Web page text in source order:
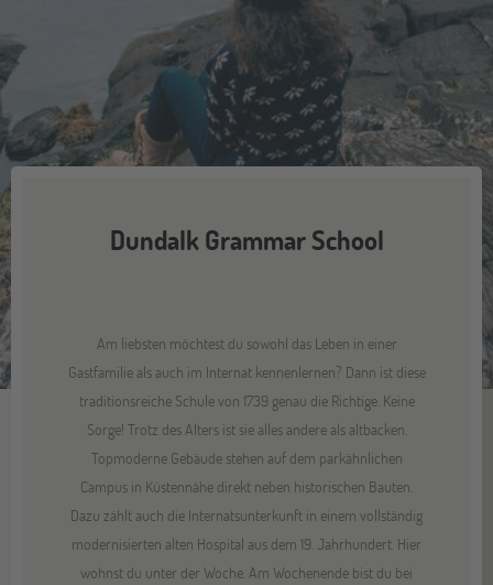
Dundalk Grammar School
Am liebsten möchtest du sowohl das Leben in einer
Gastfamilie als auch im Internat kennenlernen? Dann ist diese
traditionsreiche Schule von 1739 genau die Richtige. Keine
Sorge! Trotz des Alters ist sie alles andere als altbacken.
Topmoderne Gebäude stehen auf dem parkähnlichen
Campus in Küstennähe direkt neben historischen Bauten.
Dazu zählt auch die Internatsunterkunft in einem vollständig
modernisierten alten Hospital aus dem 19. Jahrhundert. Hier
wohnst du unter der Woche. Am Wochenende bist du bei